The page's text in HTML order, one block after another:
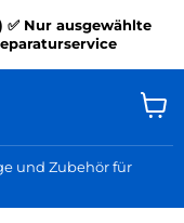
✅ Nur ausgewählte
und Zubehör für